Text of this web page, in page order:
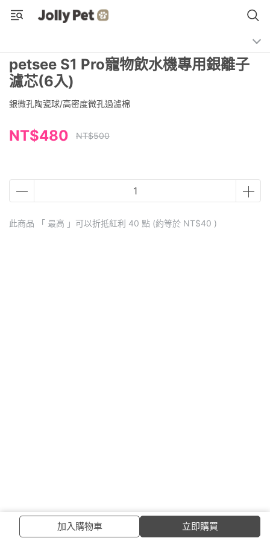
petsee S1 Pro寵物飲水機專用銀離子
濾芯(6入)
銀微孔陶瓷球/高密度微孔過濾棉
NT$480 NT$500
加入購物車 立即購買
此商品 「 最高 」可以折抵紅利 40 點 (約等於 NT$40 )